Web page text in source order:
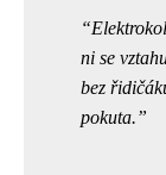
ni se
bez
pokuta.